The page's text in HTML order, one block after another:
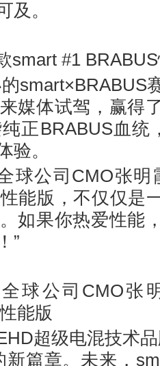
及。
smart #1
媒体试驾，赢得
正BRABUS血统
验。
公司CMO张明
能版，不仅仅是
如果你热爱性能
”
公司CMO张
能版
超级电混技术品
新篇章。未来，